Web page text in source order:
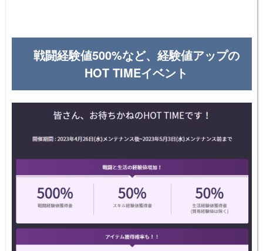
戦闘経験値500%など、経験値アップの
HOT TIMEイベント